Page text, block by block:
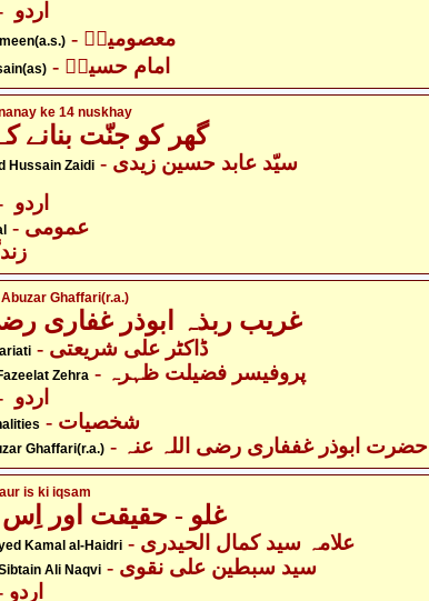
- معصومینؑ
- امام حسینؑ
ke 14 nuskhay
گھر کو جنّت بنانے کے 14
Hussain Zaidi - سیّد عابد حسین زیدی
- عمومی
Ghaffari(r.a.)
غریب ربذہ ابوذر غفاری
- ڈاکٹر علی شریعتی
Zehra - پروفیسر فضیلت ظہرہ
- شخصیات
Ghaffari(r.a.) - حضرت ابوذر غففاری رضی اللہ عنہ
is ki iqsam
غلو - حقیقت اور
Kamal al-Haidri - علامہ سید کمال الحیدری
Ali Naqvi - سید سبطین علی نقوی
- اردو